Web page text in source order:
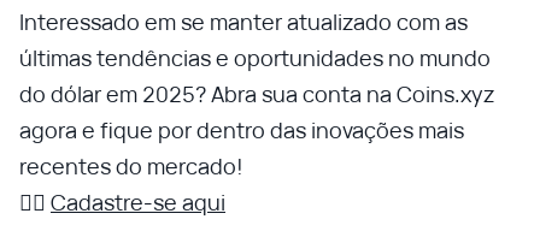
Interessado em se manter atualizado com as
últimas tendências e oportunidades no mundo
do dólar em 2025? Abra sua conta na Coins.xyz
agora e fique por dentro das inovações mais
recentes do mercado!
👉🏼 Cadastre-se aqui